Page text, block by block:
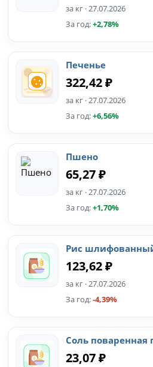
за кг · 27.07.2026
За год:+2,78%
Печенье
322,42 ₽
за кг · 27.07.2026
За год:+6,56%
Пшено
65,27 ₽
за кг · 27.07.2026
За год:+1,70%
Рис
123,62 ₽
за кг · 27.07.2026
За год:-4,39%
Соль поваренная
23,07 ₽